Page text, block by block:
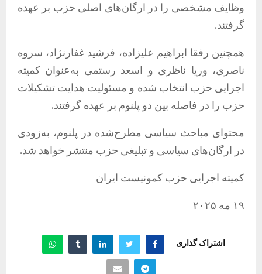
وظایف مشخصی را در ارگان‌های اصلی حزب بر عهده
گرفتند.
همچنین رفقا ابراهیم علیزاده، فرشید غفارنژاد، سروه
ناصری، وریا ناظری و اسعد رستمی به‌عنوان کمیته
اجرایی حزب انتخاب شده و مسئولیت هدایت تشکیلات
حزب را در فاصله بین دو پلنوم بر عهده گرفتند.
محتوای مباحث سیاسی مطرح‌شده در پلنوم، به‌زودی
در ارگان‌های سیاسی و تبلیغی حزب منتشر خواهد شد.
کمیته اجرایی حزب کمونیست ایران
۱۹ مه ۲۰۲۵
اشتراک گذاری